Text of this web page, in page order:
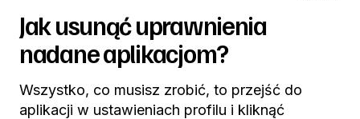
Jak usunąć uprawnienia
nadane aplikacjom?
Wszystko, co musisz zrobić, to przejść do
aplikacji w ustawieniach profilu i kliknąć